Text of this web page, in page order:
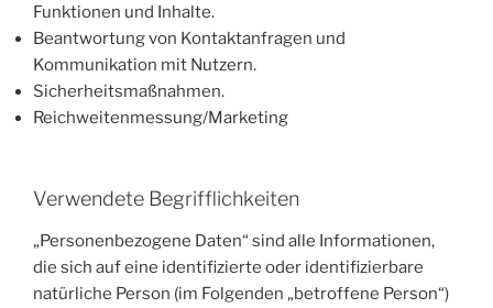
Funktionen und Inhalte.
Beantwortung von Kontaktanfragen und
Kommunikation mit Nutzern.
Sicherheitsmaßnahmen.
Reichweitenmessung/Marketing
Verwendete Begrifflichkeiten
„Personenbezogene Daten“ sind alle Informationen,
die sich auf eine identifizierte oder identifizierbare
natürliche Person (im Folgenden „betroffene Person“)